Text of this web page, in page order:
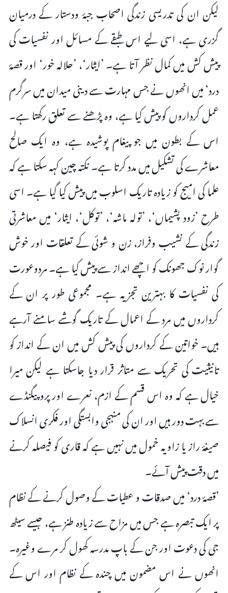
لیکن ان کی تدریسی زندگی اصحاب جبۂ ودستار کے درمیان
گزری ہے، اسی لیے اس طبقے کے مسائل اور نفسیات کی
پیش کش میں کمال نظر آتا ہے۔ ’ایثار‘، ’حلالہ خور‘ اور قصۂ
درد‘ میں انھوں نے جس مہارت سے دینی میدان میں سرگرم
عمل کرداروں کو پیش کیا ہے، وہ پڑھنے سے تعلق رکھتا ہے۔
اس کے بطون میں جو پیغام پوشیدہ ہے، وہ ایک صالح
معاشرے کی تشکیل میں مدد کرتا ہے۔ نکتہ چین کہہ سکتا ہے کہ
علما کی امیج کو زیادہ تاریک اسلوب میں پیش کیا گیا ہے۔ اسی
طرح ’زود پشیماں‘، ’تولہ ماشہ‘، ’توکل‘، ایثار‘ میں معاشرتی
زندگی کے نشیب وفراز، زن و شوئی کے تعلقات اور خوش
گوار نوک جھونک کو اچھے انداز سے پیش کیا ہے۔ مردوعورت
کی نفسیات کا بہترین تجزیہ ہے۔ مجموعی طور پر ان کے
کرداروں میں مرد کے اعمال کے تاریک گوشے سامنے آرہے
ہیں۔ خواتین کے کرداروں کی پیش کش میں ان کے انداز کو
تانیثیت کی تحریک سے متاثر قرار دیا جاسکتا ہے لیکن میرا
خیال ہے کہ وہ اس قسم کے ازم، نعرے اور پروپیگنڈے
سے بہت دور ہیں اور ان کی منہجی وابستگی اور فکری انسلاک
صیغۂ راز یا زاویہ خمول میں نہیں ہے کہ قاری کو فیصلہ کرنے
میں دقت پیش آئے۔
’قصۂ درد‘ میں صدقات و عطیات کے وصول کرنے کے نظام
پر ایک تبصرہ ہے جس میں مزاح سے زیادہ طنز ہے، جیسے سیٹھ
جی کی دعوت اور جن کے باپ مدرسہ کھول کر مرے وغیرہ۔
انھوں نے اس مضمون میں چندہ کے نظام اور اس کے